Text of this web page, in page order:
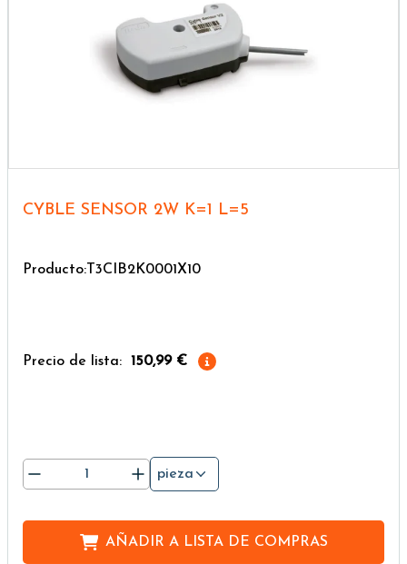
CYBLE SENSOR 2W K=1 L=5
Producto:T3CIB2K0001X10
Precio de lista: 150,99 €
pieza
AÑADIR ALISTA DE COMPRAS